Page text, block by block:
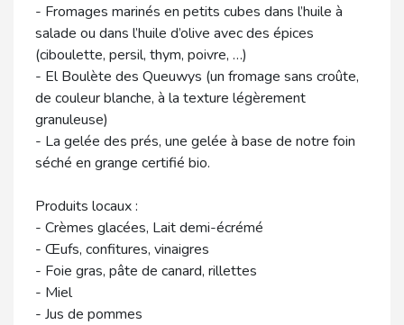
- Fromages marinés en petits cubes dans l’huile à
salade ou dans l’huile d’olive avec des épices
(ciboulette, persil, thym, poivre, …)
- El Boulète des Queuwys (un fromage sans croûte,
de couleur blanche, à la texture légèrement
granuleuse)
- La gelée des prés, une gelée à base de notre foin
séché en grange certifié bio.
Produits locaux :
- Crèmes glacées, Lait demi-écrémé
- Œufs, confitures, vinaigres
- Foie gras, pâte de canard, rillettes
- Miel
- Jus de pommes